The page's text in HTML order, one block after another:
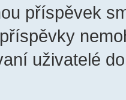
příspěvek
uživatelé